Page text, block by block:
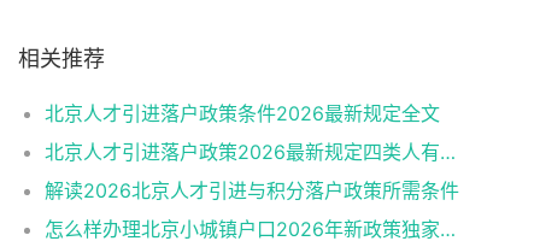
相关推荐
北京人才引进落户政策条件2026最新规定全文
北京人才引进落户政策2026最新规定四类人有资格
解读2026北京人才引进与积分落户政策所需条件
怎么样办理北京小城镇户口2026年新政策独家解读